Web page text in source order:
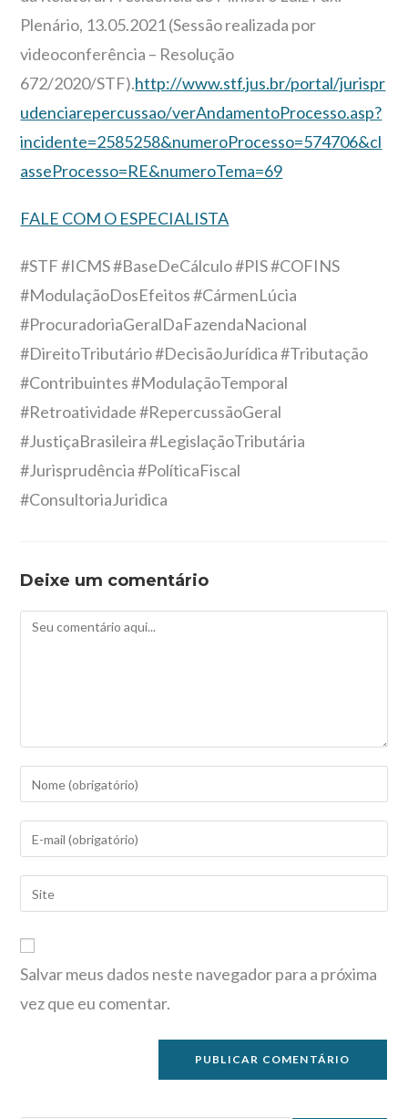
Plenário, 13.05.2021 (Sessão realizada por
videoconferência – Resolução
672/2020/STF).http://www.stf.jus.br/portal/jurispr
udenciarepercussao/verAndamentoProcesso.asp?
incidente=2585258&numeroProcesso=574706&cl
asseProcesso=RE&numeroTema=69
FALE COM O ESPECIALISTA
#STF #ICMS #BaseDeCálculo #PIS #COFINS
#ModulaçãoDosEfeitos #CármenLúcia
#ProcuradoriaGeralDaFazendaNacional
#DireitoTributário #DecisãoJurídica #Tributação
#Contribuintes #ModulaçãoTemporal
#Retroatividade #RepercussãoGeral
#JustiçaBrasileira #LegislaçãoTributária
#Jurisprudência #PolíticaFiscal
#ConsultoriaJuridica
Deixe um comentário
Salvar meus dados neste navegador para a próxima
vez que eu comentar.